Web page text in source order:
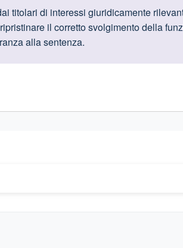
titolari di interessi giuridicamente
il corretto svolgimento della
alla sentenza.